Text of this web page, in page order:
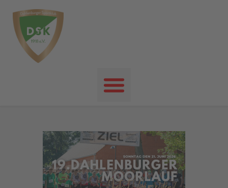
Unser Verein
Unser Sport
Kontakt